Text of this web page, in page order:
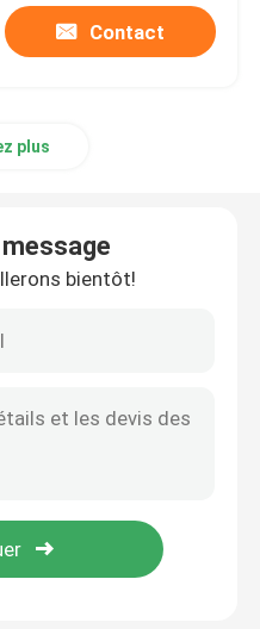
Contact
plus
bientôt!